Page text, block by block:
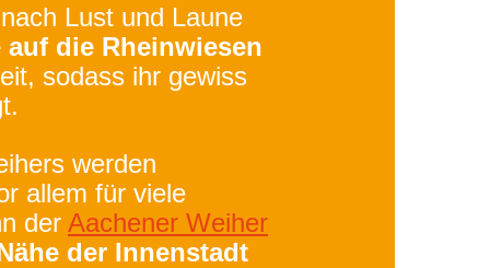
Lust und Laune
auf die Rheinwiesen
sodass ihr gewiss
werden
allem für viele
der Aachener Weiher
der Innenstadt